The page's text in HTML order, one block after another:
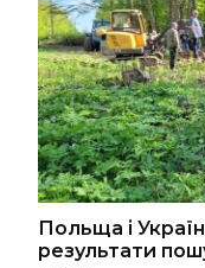
Польща і
результати